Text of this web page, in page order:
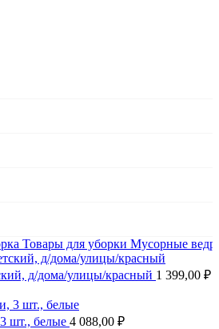
Товары для уборки Мусорные
д/дома/улицы/красный 1 399,00 ₽
шт., белые 4 088,00 ₽